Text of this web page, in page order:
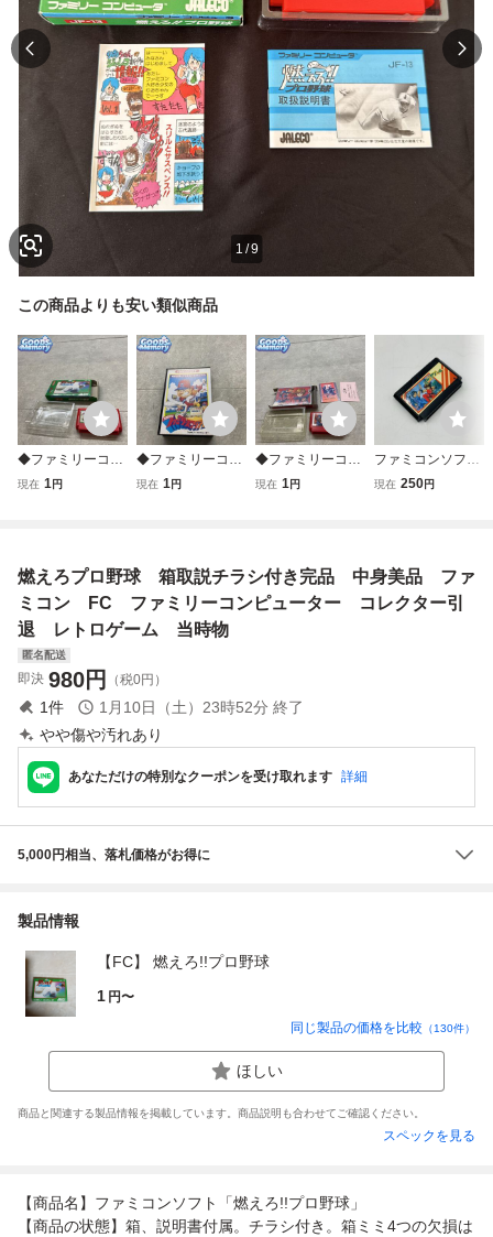
1/9
この商品よりも安い類似商品
◆ファミリーコン
ピューター/ファミ
現在 1円
◆ファミリーコン
ピューター/ファミ
現在 1円
◆ファミリーコン
ピューター/ファミ
現在 1円
ファミコンソフト
FC ファミコン フ
ロ ナムコ ゲーム
カセット
現在 250円
燃えろプロ野球 箱取説チラシ付き完品 中身美品 ファ
ミコン FC ファミリーコンピューター コレクター引
退 レトロゲーム 当時物
匿名配送
即決 980円 （税0円）
1件 1月10日（土）23時52分 終了
やや傷や汚れあり
あなただけの特別なクーポンを受け取れます 詳細
5,000円相当、落札価格がお得に
製品情報
【FC】 燃えろ!!プロ野球
1 円〜
同じ製品の価格を比較 （130件）
ほしい
商品と関連する製品情報を掲載しています。商品説明も合わせてご確認ください。
スペックを見る
【商品名】ファミコンソフト「燃えろ!!プロ野球」
【商品の状態】箱、説明書付属。チラシ付き。箱ミミ4つの欠損は